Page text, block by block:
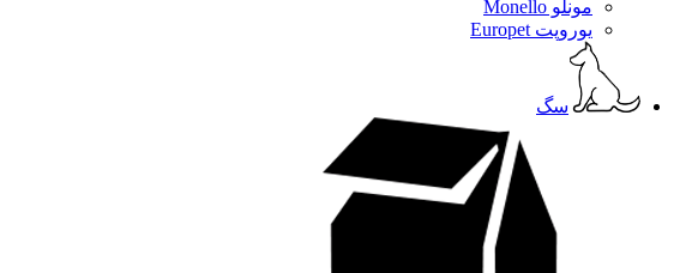
مونلو Monello
یوروپت Europet
سگ